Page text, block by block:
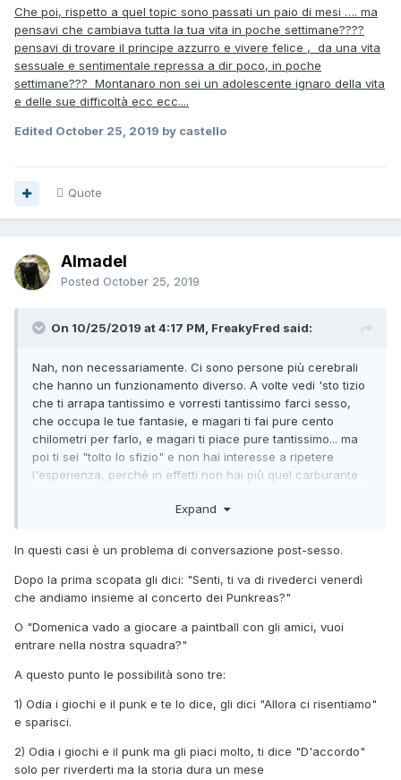
Che poi, rispetto a quel topic sono passati un paio di mesi …. ma
pensavi che cambiava tutta la tua vita in poche settimane????
pensavi di trovare il principe azzurro e vivere felice , da una vita
sessuale e sentimentale repressa a dir poco, in poche
settimane??? Montanaro non sei un adolescente ignaro della vita
e delle sue difficoltà ecc ecc....
Edited October 25, 2019 by castello
Quote
Almadel
Posted October 25, 2019
On 10/25/2019 at 4:17 PM, FreakyFred said:
Nah, non necessariamente. Ci sono persone più cerebrali
che hanno un funzionamento diverso. A volte vedi 'sto tizio
che ti arrapa tantissimo e vorresti tantissimo farci sesso,
che occupa le tue fantasie, e magari ti fai pure cento
chilometri per farlo, e magari ti piace pure tantissimo... ma
poi ti sei "tolto lo sfizio" e non hai interesse a ripetere
l'esperienza, perché in effetti non hai più quel carburante
bisogno di rifarlo, nell'immediato. Tempo dopo la voglia è
tornata ma comunque non più interessante come all'inizio.
Ovviamente, non ero nelmindsetdi proiettare emozioni
forza essere andato male l'incontro perché la gente non
voglia rifarlo, e in molti casi è anche possibile che uno non
dipende dal mindsetcon cui uno si mette nell'incontro; se
l'idea è lo svuotamento di palle difficilmente ci sarà ragione
che evolva oltre lo svuotamento di palle.
Expand
In questi casi è un problema di conversazione post-sesso.
Dopo la prima scopata gli dici: "Senti, ti va di rivederci venerdì
che andiamo insieme al concerto dei Punkreas?"
O "Domenica vado a giocare a paintball con gli amici, vuoi
entrare nella nostra squadra?"
A questo punto le possibilità sono tre:
1) Odia i giochi e il punk e te lo dice, gli dici "Allora ci risentiamo"
e sparisci.
2) Odia i giochi e il punk ma gli piaci molto, ti dice "D'accordo"
solo per riverderti ma la storia dura un mese